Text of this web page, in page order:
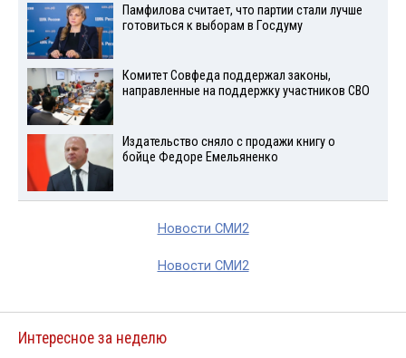
Памфилова считает, что партии стали лучше
готовиться к выборам в Госдуму
Комитет Совфеда поддержал законы,
направленные на поддержку участников СВО
Издательство сняло с продажи книгу о
бойце Федоре Емельяненко
Новости СМИ2
Новости СМИ2
Интересное за неделю